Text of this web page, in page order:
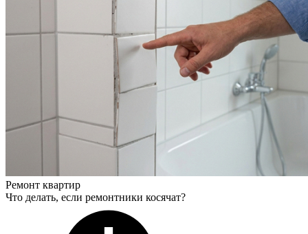
Ремонт квартир
Что делать, если ремонтники косячат?